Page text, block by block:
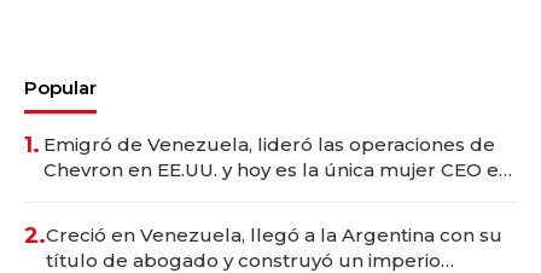
Popular
1. Emigró de Venezuela, lideró las operaciones de
Chevron en EE.UU. y hoy es la única mujer CEO en
2.Creció en Venezuela, llegó a la Argentina con su
título de abogado y construyó un imperio